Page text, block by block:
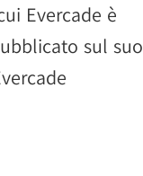
Evercade è
sul suo